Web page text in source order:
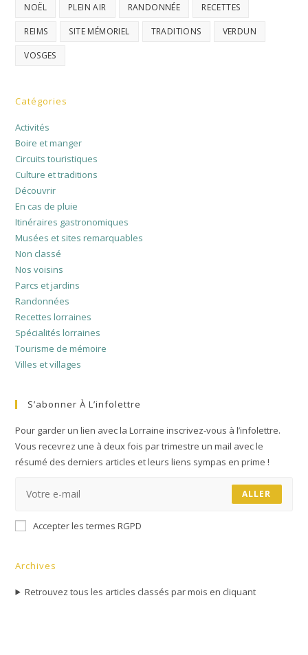
NOËL PLEIN AIR RANDONNÉE RECETTES
REIMS SITE MÉMORIEL TRADITIONS VERDUN
VOSGES
Catégories
Activités
Boire et manger
Circuits touristiques
Culture et traditions
Découvrir
En cas de pluie
Itinéraires gastronomiques
Musées et sites remarquables
Non classé
Nos voisins
Parcs et jardins
Randonnées
Recettes lorraines
Spécialités lorraines
Tourisme de mémoire
Villes et villages
S’abonner À L’infolettre
Pour garder un lien avec la Lorraine inscrivez-vous à l’infolettre.
Vous recevrez une à deux fois par trimestre un mail avec le
résumé des derniers articles et leurs liens sympas en prime !
ALLER
Accepter les termes RGPD
Archives
Retrouvez tous les articles classés par mois en cliquant